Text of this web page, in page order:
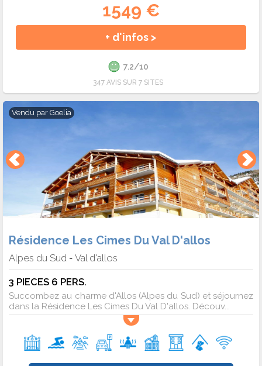
1549 €
+ d'infos >
7.2/10
347 AVIS SUR 7 SITES
Vendu par Goelia
Résidence Les Cimes Du Val D'allos
Alpes du Sud - Val d'allos
3 PIECES 6 PERS.
Succombez au charme d'Allos (Alpes du Sud) et séjournez
dans la Résidence Les Cimes Du Val D'allos. Découv...